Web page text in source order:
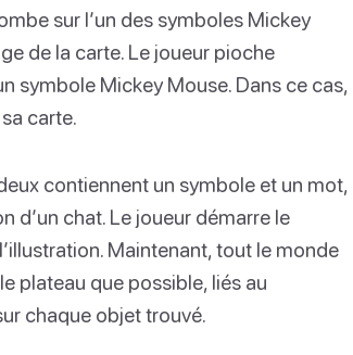
sur l’un des symboles Mickey
de la carte. Le joueur pioche
symbole Mickey Mouse. Dans ce cas,
carte.
contiennent un symbole et un mot,
d’un chat. Le joueur démarre le
Maintenant, tout le monde
plateau que possible, liés au
chaque objet trouvé.